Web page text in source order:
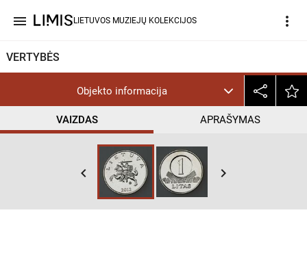
menu LIETUVOS MUZIEJŲ KOLEKCIJOS more_vert
VERTYBĖS
Objekto informacija
VAIZDAS APRAŠYMAS
keyboard_arrow_left keyboard_arrow_right